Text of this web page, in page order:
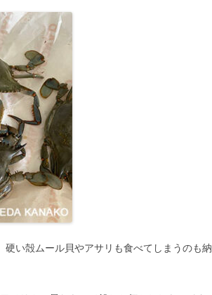
い殻ムール貝やアサリも食べてしまうのも納